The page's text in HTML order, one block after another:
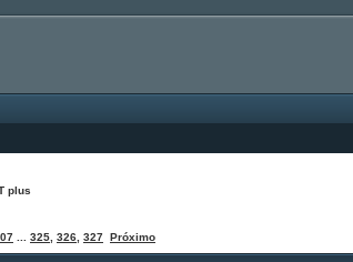
plus
325 326 327 Próximo